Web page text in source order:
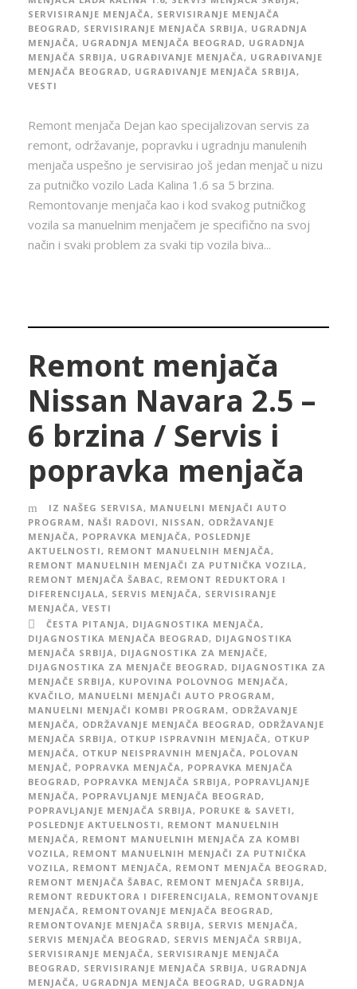
SERVISIRANJE MENJAČA , SERVISIRANJE MENJAČA
BEOGRAD, SERVISIRANJE MENJAČA SRBIJA , UGRADNJA
MENJAČA , UGRADNJA MENJAČA BEOGRAD, UGRADNJA
MENJAČA SRBIJA , UGRAĐIVANJE MENJAČA , UGRAĐIVANJE
MENJAČA BEOGRAD, UGRAĐIVANJE MENJAČA SRBIJA ,
VESTI
Remont menjača Dejan kao specijalizovan servis za
remont, održavanje, popravku i ugradnju manulenih
menjača uspešno je servisirao još jedan menjač u nizu
za putničko vozilo Lada Kalina 1.6 sa 5 brzina.
Remontovanje menjača kao i kod svakog putničkog
vozila sa manuelnim menjačem je specifično na svoj
način i svaki problem za svaki tip vozila biva...
Remont menjača
Nissan Navara 2.5 –
6 brzina / Servis i
popravka menjača
IZ NAŠEG SERVISA , MANUELNI MENJAČI AUTO
PROGRAM , NAŠI RADOVI , NISSAN , ODRŽAVANJE
MENJAČA , POPRAVKA MENJAČA , POSLEDNJE
AKTUELNOSTI , REMONT MANUELNIH MENJAČA ,
REMONT MANUELNIH MENJAČI ZA PUTNIČKA VOZILA ,
REMONT MENJAČA ŠABAC, REMONT REDUKTORA I
DIFERENCIJALA , SERVIS MENJAČA , SERVISIRANJE
MENJAČA , VESTI
ČESTA PITANJA , DIJAGNOSTIKA MENJAČA ,
DIJAGNOSTIKA MENJAČA BEOGRAD, DIJAGNOSTIKA
MENJAČA SRBIJA , DIJAGNOSTIKA ZA MENJAČE,
DIJAGNOSTIKA ZA MENJAČE BEOGRAD, DIJAGNOSTIKA ZA
MENJAČE SRBIJA , KUPOVINA POLOVNOG MENJAČA ,
KVAČILO, MANUELNI MENJAČI AUTO PROGRAM ,
MANUELNI MENJAČI KOMBI PROGRAM , ODRŽAVANJE
MENJAČA , ODRŽAVANJE MENJAČA BEOGRAD, ODRŽAVANJE
MENJAČA SRBIJA , OTKUP ISPRAVNIH MENJAČA , OTKUP
MENJAČA , OTKUP NEISPRAVNIH MENJAČA , POLOVAN
MENJAČ, POPRAVKA MENJAČA , POPRAVKA MENJAČA
BEOGRAD, POPRAVKA MENJAČA SRBIJA , POPRAVLJANJE
MENJAČA , POPRAVLJANJE MENJAČA BEOGRAD,
POPRAVLJANJE MENJAČA SRBIJA , PORUKE & SAVETI ,
POSLEDNJE AKTUELNOSTI , REMONT MANUELNIH
MENJAČA , REMONT MANUELNIH MENJAČA ZA KOMBI
VOZILA , REMONT MANUELNIH MENJAČI ZA PUTNIČKA
VOZILA , REMONT MENJAČA , REMONT MENJAČA BEOGRAD,
REMONT MENJAČA ŠABAC, REMONT MENJAČA SRBIJA ,
REMONT REDUKTORA I DIFERENCIJALA , REMONTOVANJE
MENJAČA , REMONTOVANJE MENJAČA BEOGRAD,
REMONTOVANJE MENJAČA SRBIJA , SERVIS MENJAČA ,
SERVIS MENJAČA BEOGRAD, SERVIS MENJAČA SRBIJA ,
SERVISIRANJE MENJAČA , SERVISIRANJE MENJAČA
BEOGRAD, SERVISIRANJE MENJAČA SRBIJA , UGRADNJA
MENJAČA , UGRADNJA MENJAČA BEOGRAD, UGRADNJA